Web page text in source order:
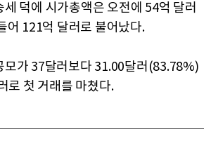
세 덕에 시가총액은 오전에 54억 달러
어 121억 달러로 불어났다.
모가 37달러보다 31.00달러(83.78%)
로 첫 거래를 마쳤다.